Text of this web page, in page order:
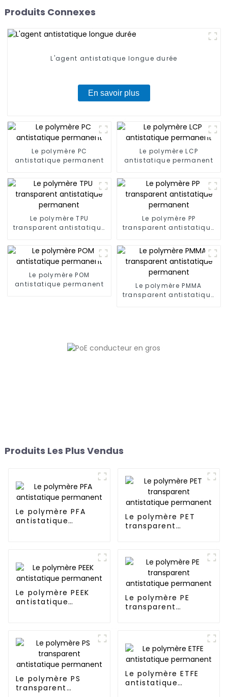
Produits Connexes
L'agent antistatique longue durée
En savoir plus
Le polymère PC
antistatique permanent
Le polymère LCP
antistatique permanent
Le polymère TPU
transparent antistatique
Le polymère PP
transparent antistatique
Le polymère POM
antistatique permanent
Le polymère PMMA
transparent antistatique
Produits Les Plus Vendus
Le polymère PFA
antistatique
Le polymère PET
transparent
Le polymère PEEK
antistatique
Le polymère PE
transparent
Le polymère PS
transparent
Le polymère ETFE
antistatique